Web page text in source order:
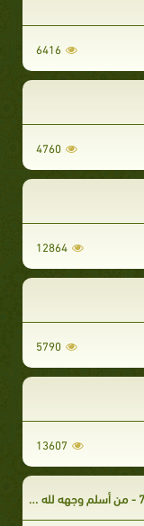
6416
4760
12864
5790
13607